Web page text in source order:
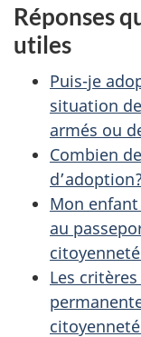
l
s
e
p
v
o
t
r
e
r
é
t
r
o
a
c
Réponses
utiles
Puis-je
situation
armés ou
Combien
d’adoption?
Mon
au
Les